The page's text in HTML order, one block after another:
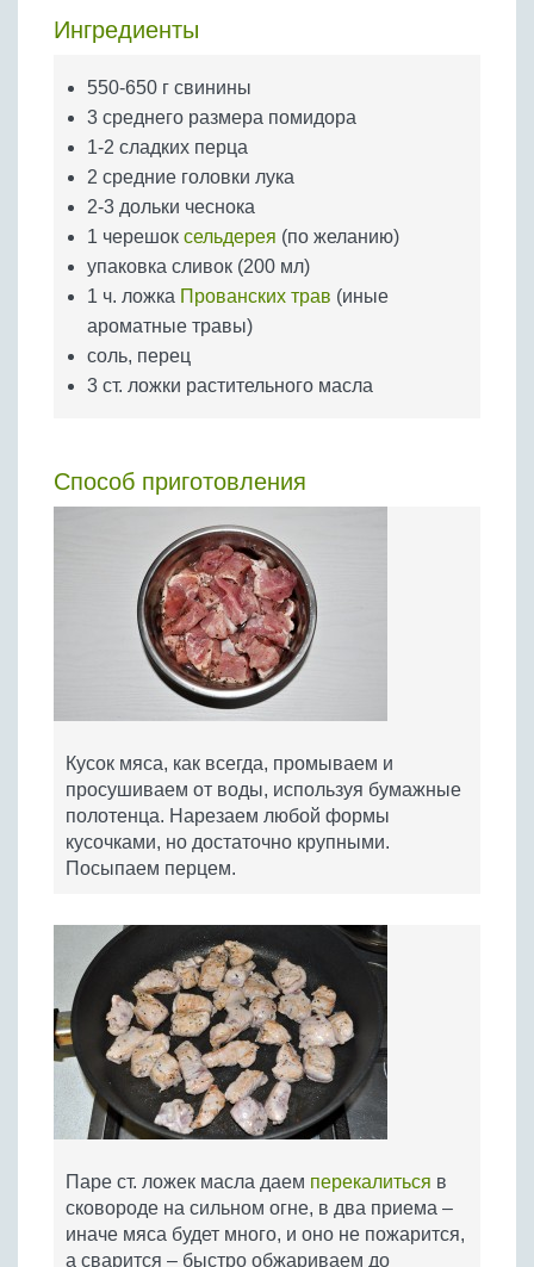
Яйца
Крупы
Ингредиенты
550-650 г свинины
3 среднего размера помидора
1-2 сладких перца
2 средние головки лука
2-3 дольки чеснока
1 черешок сельдерея (по желанию)
упаковка сливок (200 мл)
1 ч. ложка Прованских трав (иные
ароматные травы)
соль, перец
3 ст. ложки растительного масла
Способ приготовления
Кусок мяса, как всегда, промываем и
просушиваем от воды, используя бумажные
полотенца. Нарезаем любой формы
кусочками, но достаточно крупными.
Посыпаем перцем.
Паре ст. ложек масла даем перекалиться в
сковороде на сильном огне, в два приема –
иначе мяса будет много, и оно не пожарится,
а сварится – быстро обжариваем до